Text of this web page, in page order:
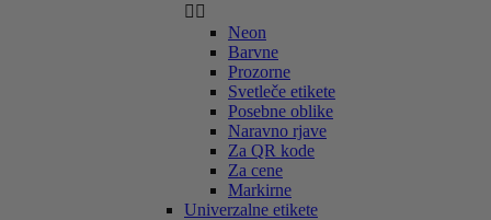
 
Neon
Barvne
Prozorne
Svetleče etikete
Posebne oblike
Naravno rjave
Za QR kode
Za cene
Markirne
Univerzalne etikete